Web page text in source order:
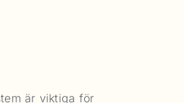
är viktiga för